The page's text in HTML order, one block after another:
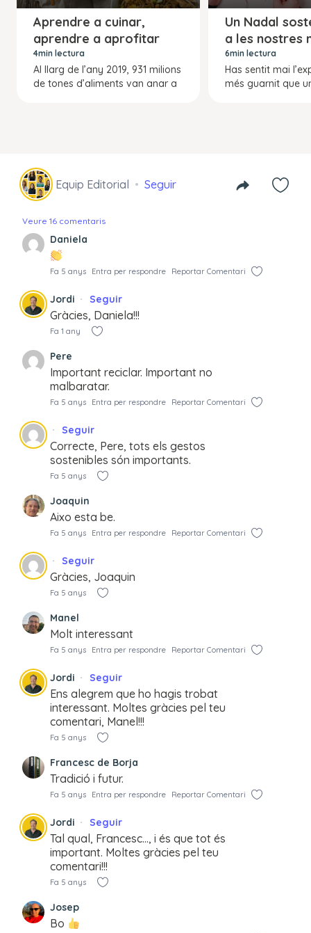
Aprendre a cuinar,
aprendre a aprofitar
4min lectura
Al llarg de l’any 2019, 931 milions
de tones d’aliments van anar a
Un Nadal
a les nostres
6min lectura
Has sentit mai
més guarnit que
Equip Editorial Seguir
Veure 16 comentaris
Daniela
Fa 5 anys Entra per respondre Reportar Comentari
Jordi Seguir
Gràcies, Daniela!!!
Fa 1 any
Pere
Important reciclar. Important no
malbaratar.
Fa 5 anys Entra per respondre Reportar Comentari
Seguir
Correcte, Pere, tots els gestos
sostenibles són importants.
Fa 5 anys
Joaquin
Aixo esta be.
Fa 5 anys Entra per respondre Reportar Comentari
Seguir
Gràcies, Joaquin
Fa 5 anys
Manel
Molt interessant
Fa 5 anys Entra per respondre Reportar Comentari
Jordi Seguir
Ens alegrem que ho hagis trobat
interessant. Moltes gràcies pel teu
comentari, Manel!!!
Fa 5 anys
Francesc de Borja
Tradició i futur.
Fa 5 anys Entra per respondre Reportar Comentari
Jordi Seguir
Tal qual, Francesc…, i és que tot és
important. Moltes gràcies pel teu
comentari!!!
Fa 5 anys
Josep
Bo